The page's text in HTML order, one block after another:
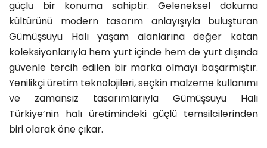
güçlü bir konuma sahiptir. Geleneksel dokuma
kültürünü modern tasarım anlayışıyla buluşturan
Gümüşsuyu Halı yaşam alanlarına değer katan
koleksiyonlarıyla hem yurt içinde hem de yurt dışında
güvenle tercih edilen bir marka olmayı başarmıştır.
Yenilikçi üretim teknolojileri, seçkin malzeme kullanımı
ve zamansız tasarımlarıyla Gümüşsuyu Halı
Türkiye’nin halı üretimindeki güçlü temsilcilerinden
biri olarak öne çıkar.